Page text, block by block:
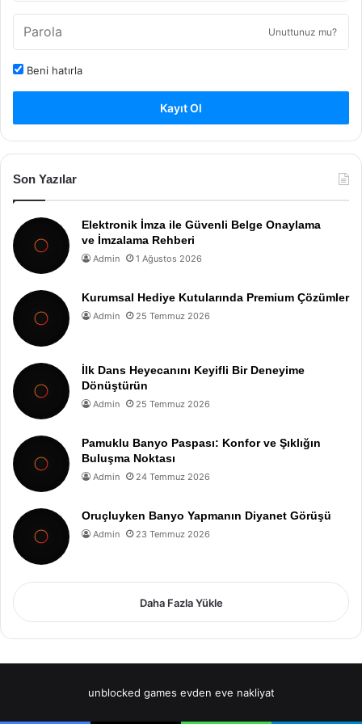
Unuttunuz mu?
Beni hatırla
Kayıt Ol
Son Yazılar
Elektronik İmza ile Güvenli Belge Onaylama
ve İmzalama Rehberi
Admin 1 Ağustos 2026
Kurumsal Hediye Kutularında Premium Çözümler
Admin 25 Temmuz 2026
İlk Dans Heyecanını Keyifli Bir Deneyime
Dönüştürün
Admin 25 Temmuz 2026
Pamuklu Banyo Paspası: Konfor ve Şıklığın
Buluşma Noktası
Admin 24 Temmuz 2026
Oruçluyken Banyo Yapmanın Diyanet Görüşü
Admin 23 Temmuz 2026
Daha Fazla Yükle
unblocked games evden eve nakliyat